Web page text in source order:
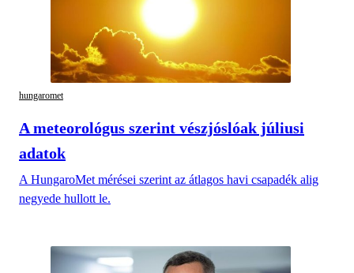
hungaromet
A meteorológus szerint vészjóslóak júliusi
adatok
A HungaroMet mérései szerint az átlagos havi csapadék alig
negyede hullott le.